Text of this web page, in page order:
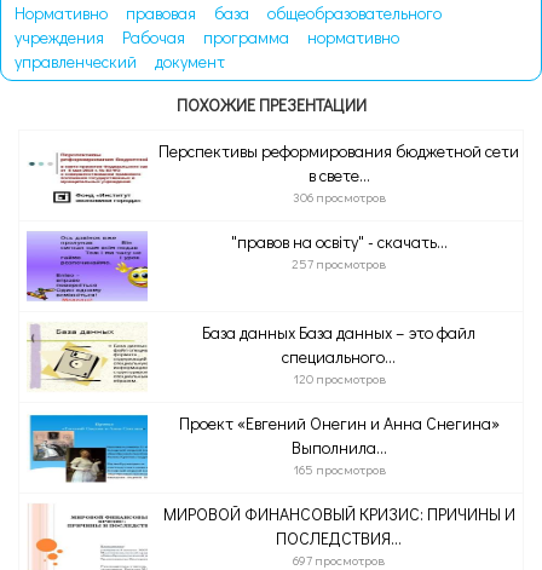
Нормативно правовая база
общеобразовательного
учреждения
Рабочая программа
нормативно
управленческий
документ
ПОХОЖИЕ ПРЕЗЕНТАЦИИ
Перспективы реформирования бюджетной сети
в свете...
306 просмотров
"правов на освіту" - скачать...
257 просмотров
База данных База данных – это файл
специального...
120 просмотров
Проект «Евгений Онегин и Анна Снегина»
Выполнила...
165 просмотров
МИРОВОЙ ФИНАНСОВЫЙ КРИЗИС: ПРИЧИНЫ И
ПОСЛЕДСТВИЯ...
697 просмотров